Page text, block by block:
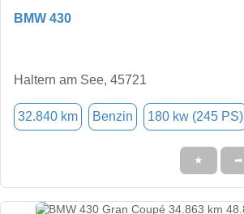
BMW 430
Haltern am See, 45721
32.840 km Benzin 180 kw (245 PS)
★ ➦